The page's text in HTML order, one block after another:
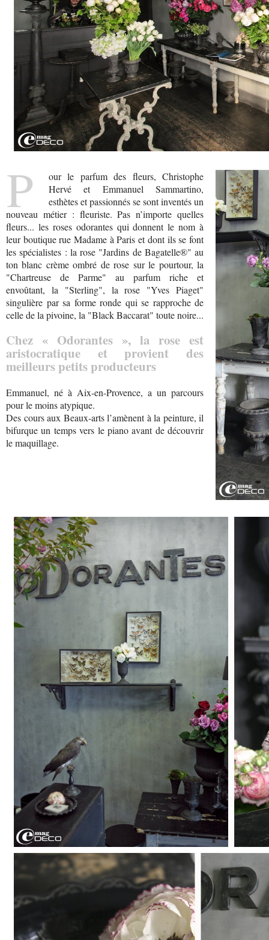
P
our le parfum des fleurs, Christophe
Hervé et Emmanuel Sammartino,
esthètes et passionnés se sont inventés un
nouveau métier : fleuriste. Pas n’importe quelles
fleurs... les roses odorantes qui donnent le nom à
leur boutique rue Madame à Paris et dont ils se font
les spécialistes : la rose "Jardins de Bagatelle®" au
ton blanc crème ombré de rose sur le pourtour, la
"Chartreuse de Parme" au parfum riche et
envoûtant, la "Sterling", la rose "Yves Piaget"
singulière par sa forme ronde qui se rapproche de
celle de la pivoine, la "Black Baccarat" toute noire...
Chez « Odorantes », la rose est
aristocratique et provient des
meilleurs petits producteurs
Emmanuel, né à Aix-en-Provence, a un parcours
pour le moins atypique.
Des cours aux Beaux-arts l’amènent à la peinture, il
bifurque un temps vers le piano avant de découvrir
le maquillage.